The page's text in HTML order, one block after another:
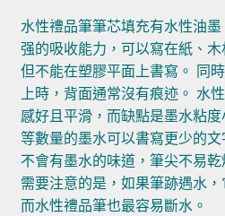
水性禮品筆筆芯填充有水性油
强的吸收能力，可以寫在紙、
但不能在塑膠平面上書寫。 同
上時，背面通常沒有痕迹。 水
感好且平滑，而缺點是墨水粘
等數量的墨水可以書寫更少的
不會有墨水的味道，筆尖不易
需要注意的是，如果筆跡遇水
而水性禮品筆也最容易斷水。